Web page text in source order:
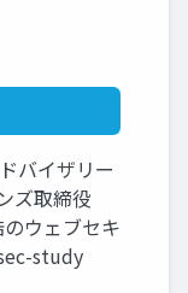
バイザリー
ズ取締役
ウェブセキ
study